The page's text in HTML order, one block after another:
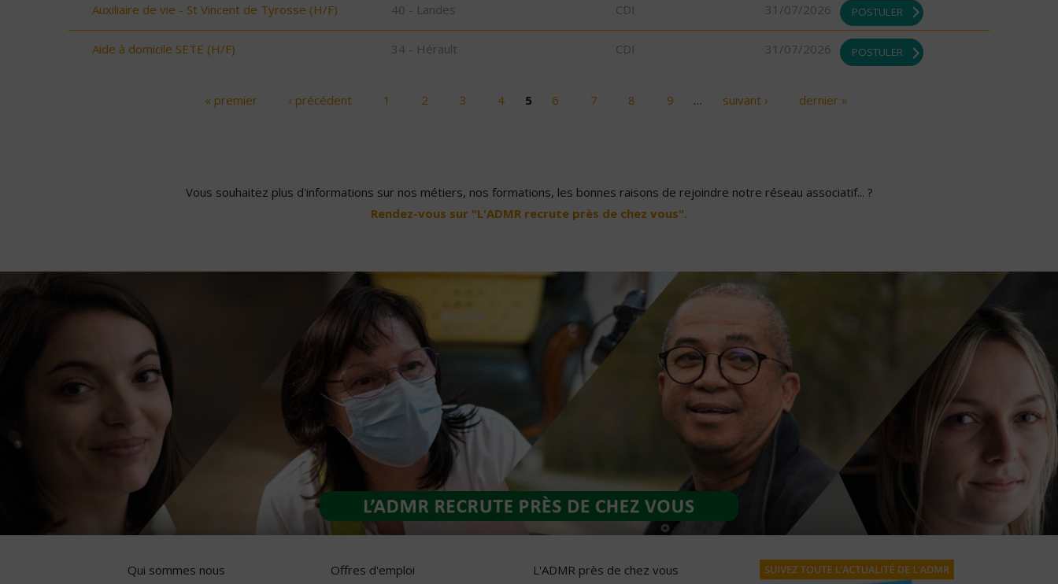
Auxiliaire de vie - St Vincent de Tyrosse (H/F) 40 - Landes CDI 31/07/2026 POSTULER
Aide à domicile SETE (H/F) 34 - Hérault CDI 31/07/2026 POSTULER
« premier ‹ précédent 1 2 3 4 5 6 7 8 9 … suivant › dernier »
Vous souhaitez plus d'informations sur nos métiers, nos formations, les bonnes raisons de rejoindre notre réseau associatif... ?
Rendez-vous sur "L'ADMR recrute près de chez vous".
Qui sommes nous
Offres d'emploi
L'ADMR près de chez vous